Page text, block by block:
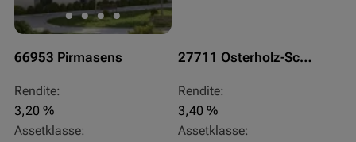
66953 Pirmasens
Rendite:
3,20 %
Assetklasse:
27711 Osterholz-Scharmbeck
Rendite:
3,40 %
Assetklasse: